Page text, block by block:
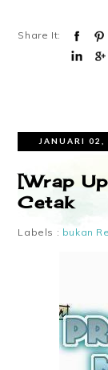
Share It:
JANUARI 02,
[Wrap
Cetak
Labels : bukan